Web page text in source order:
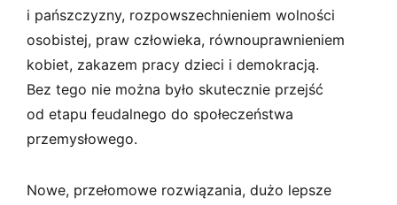
i pańszczyzny, rozpowszechnieniem wolności
osobistej, praw człowieka, równouprawnieniem
kobiet, zakazem pracy dzieci i demokracją.
Bez tego nie można było skutecznie przejść
od etapu feudalnego do społeczeństwa
przemysłowego.
Nowe, przełomowe rozwiązania, dużo lepsze